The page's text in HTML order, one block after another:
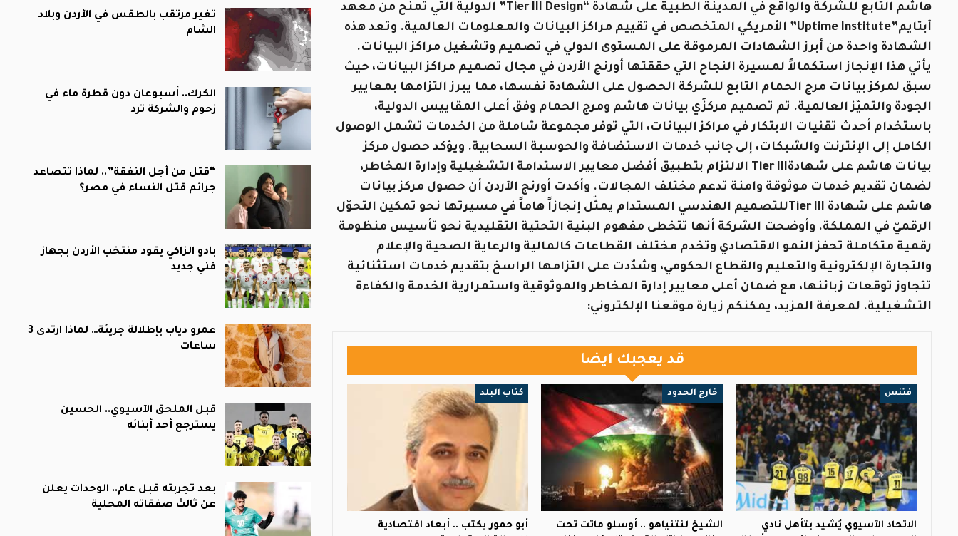
هاشم التابع للشركة والواقع في المدينة الطبية على شهادة “Tier III Design” الدولية التي تُمنح من معهد
أبتايم”Uptime Institute” الأمريكي المتخصص في تقييم مراكز البيانات والمعلومات العالمية. وتعد هذه
الشهادة واحدة من أبرز الشهادات المرموقة على المستوى الدولي في تصميم وتشغيل مراكز البيانات.
يأتي هذا الإنجاز استكمالاً لمسيرة النجاح التي حققتها أورنج الأردن في مجال تصميم مراكز البيانات، حيث
سبق لمركز بيانات مرج الحمام التابع للشركة الحصول على الشهادة نفسها، مما يبرز التزامها بمعايير
الجودة والتميّز العالمية. تم تصميم مركزَي بيانات هاشم ومرج الحمام وفق أعلى المقاييس الدولية،
باستخدام أحدث تقنيات الابتكار في مراكز البيانات، التي توفر مجموعة شاملة من الخدمات تشمل الوصول
الكامل إلى الإنترنت والشبكات، إلى جانب خدمات الاستضافة والحوسبة السحابية. ويؤكد حصول مركز
بيانات هاشم على شهادةTier III الالتزام بتطبيق أفضل معايير الاستدامة التشغيلية وإدارة المخاطر،
لضمان تقديم خدمات موثوقة وآمنة تدعم مختلف المجالات. وأكدت أورنج الأردن أن حصول مركز بيانات
هاشم على شهادة Tier IIIللتصميم الهندسي المستدام يمثّل إنجازاً هاماً في مسيرتها نحو تمكين التحوّل
الرقميّ في المملكة. وأوضحت الشركة أنها تتخطى مفهوم البنية التحتية التقليدية نحو تأسيس منظومة
رقمية متكاملة تحفز النمو الاقتصادي وتخدم مختلف القطاعات كالمالية والرعاية الصحية والإعلام
والتجارة الإلكترونية والتعليم والقطاع الحكومي، وشدّدت على التزامها الراسخ بتقديم خدمات استثنائية
تتجاوز توقعات زبائنها، مع ضمان أعلى معايير إدارة المخاطر والموثوقية واستمرارية الخدمة والكفاءة
التشغيلية. لمعرفة المزيد، يمكنكم زيارة موقعنا الإلكتروني:
قد يعجبك ايضا
فتنس
الاتحاد الآسيوي يُشيد بتأهل نادي
خارج الحدود
الشيخ لنتنياهو .. أوسلو ماتت تحت
كتاب البلد
أبو حمور يكتب .. أبعاد اقتصادية
تغير مرتقب بالطقس في الأردن وبلاد
الشام
الكرك.. أسبوعان دون قطرة ماء في
زحوم والشركة ترد
“قتل من أجل النفقة”.. لماذا تتصاعد
جرائم قتل النساء في مصر؟
بادو الزاكي يقود منتخب الأردن بجهاز
فني جديد
عمرو دياب بإطلالة جريئة… لماذا ارتدى 3
ساعات
قبل الملحق الآسيوي.. الحسين
يسترجع أحد أبنائه
بعد تجربته قبل عام.. الوحدات يعلن
عن ثالث صفقاته المحلية